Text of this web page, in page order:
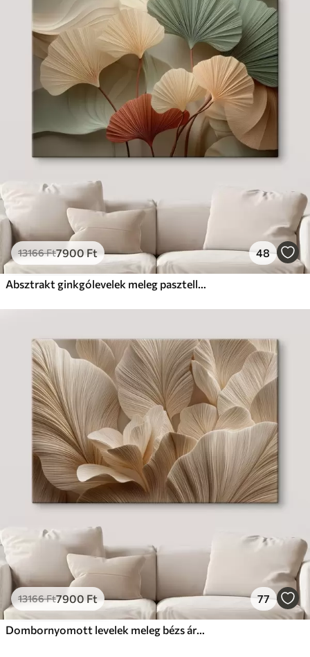
13166Ft7900Ft 48
Absztrakt ginkgólevelek meleg pasztell színekben
13166Ft7900 Ft 77
Dombornyomott levelek meleg bézs árnyalatokban